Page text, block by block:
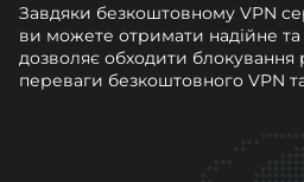
Для соцмереж
Наші сервери
Завдяки безкоштовному VPN
ви можете отримати надійне та
дозволяє обходити блокування
переваги безкоштовного VPN